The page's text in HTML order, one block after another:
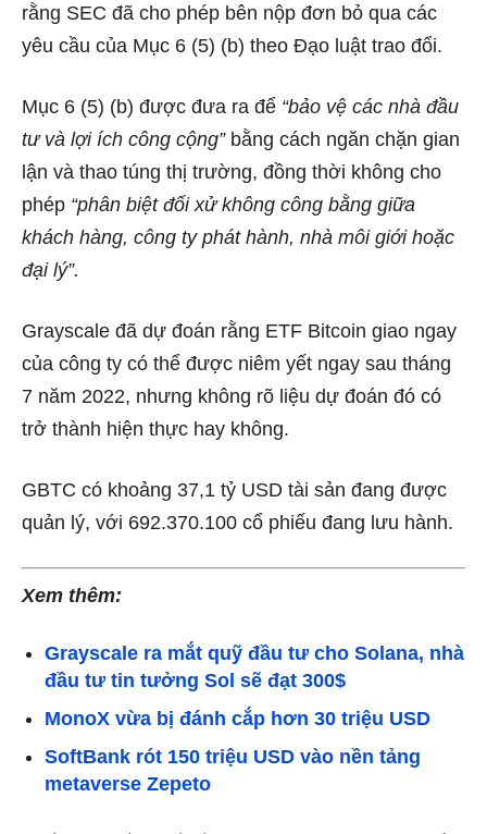
rằng SEC đã cho phép bên nộp đơn bỏ qua các
yêu cầu của Mục 6 (5) (b) theo Đạo luật trao đổi.
Mục 6 (5) (b) được đưa ra để “bảo vệ các nhà đầu
tư và lợi ích công cộng”bằng cách ngăn chặn gian
lận và thao túng thị trường, đồng thời không cho
phép “phân biệt đối xử không công bằng giữa
khách hàng, công ty phát hành, nhà môi giới hoặc
đại lý”.
Grayscale đã dự đoán rằng ETF Bitcoin giao ngay
của công ty có thể được niêm yết ngay sau tháng
7 năm 2022, nhưng không rõ liệu dự đoán đó có
trở thành hiện thực hay không.
GBTC có khoảng 37,1 tỷ USD tài sản đang được
quản lý, với 692.370.100 cổ phiếu đang lưu hành.
Xem thêm:
Grayscale ra mắt quỹ đầu tư cho Solana, nhà
đầu tư tin tưởng Sol sẽ đạt 300$
MonoX vừa bị đánh cắp hơn 30 triệu USD
SoftBank rót 150 triệu USD vào nền tảng
metaverse Zepeto